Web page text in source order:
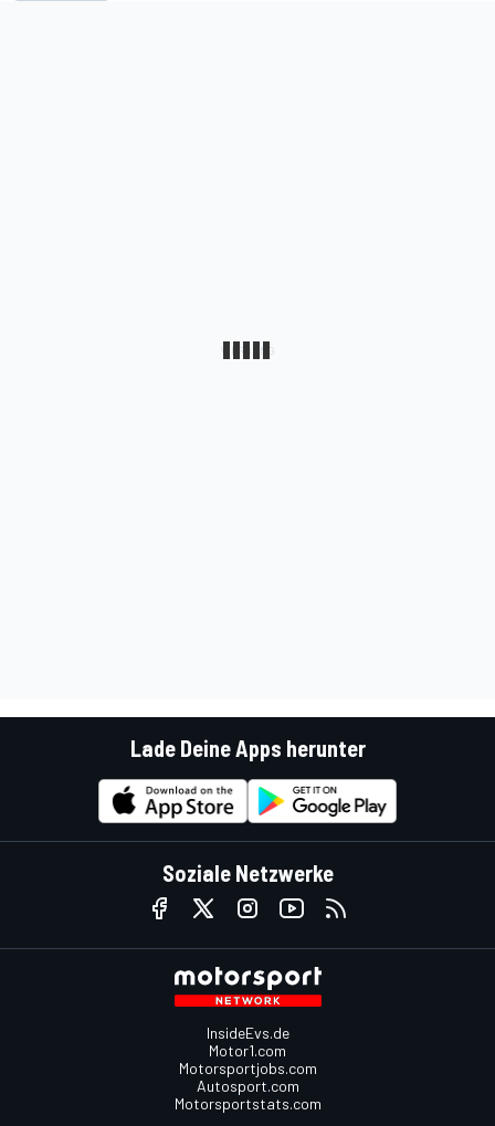
Lade Deine Apps herunter
Soziale Netzwerke
InsideEvs.de
Motor1.com
Motorsportjobs.com
Autosport.com
Motorsportstats.com